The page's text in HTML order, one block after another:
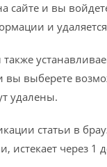
на сайте и вы
и
вы выберете
удалены.
статьи в
истекает через 1